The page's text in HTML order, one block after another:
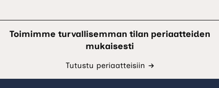
Toimimme turvallisemman tilan periaatteiden
mukaisesti
Tutustu periaatteisiin